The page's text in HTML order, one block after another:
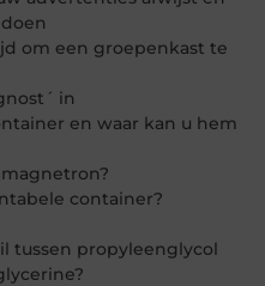
om een groepenkast te
in
en waar kan u hem
container?
tussen propyleenglycol